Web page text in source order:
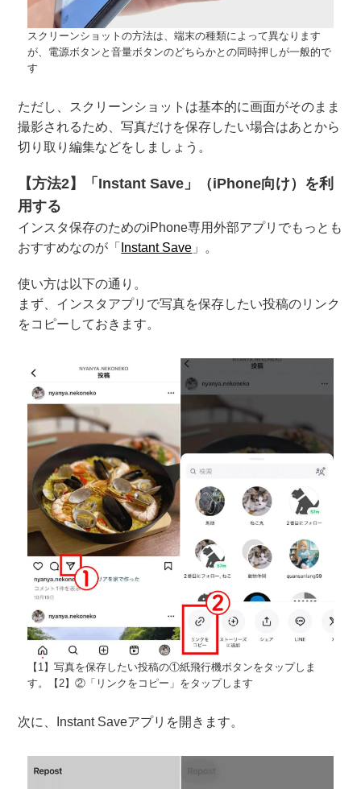
スクリーンショットの方法は、端末の種類によって異なります
が、電源ボタンと音量ボタンのどちらかとの同時押しが一般的で
す
ただし、スクリーンショットは基本的に画面がそのまま
撮影されるため、写真だけを保存したい場合はあとから
切り取り編集などをしましょう。
【方法2】「Instant Save」（iPhone向け）を利
用する
インスタ保存のためのiPhone専用外部アプリでもっとも
おすすめなのが「
Instant Save 」。
使い方は以下の通り。
まず、インスタアプリで写真を保存したい投稿のリンク
をコピーしておきます。
【1】写真を保存したい投稿の①紙飛行機ボタンをタップしま
す。【2】②「リンクをコピー」をタップします
次に、Instant Saveアプリを開きます。